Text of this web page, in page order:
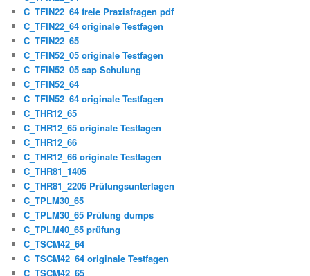
C_TFIN22_64 freie Praxisfragen pdf
C_TFIN22_64 originale Testfagen
C_TFIN22_65
C_TFIN52_05 originale Testfagen
C_TFIN52_05 sap Schulung
C_TFIN52_64
C_TFIN52_64 originale Testfagen
C_THR12_65
C_THR12_65 originale Testfagen
C_THR12_66
C_THR12_66 originale Testfagen
C_THR81_1405
C_THR81_2205 Prüfungsunterlagen
C_TPLM30_65
C_TPLM30_65 Prüfung dumps
C_TPLM40_65 prüfung
C_TSCM42_64
C_TSCM42_64 originale Testfagen
C_TSCM42_65